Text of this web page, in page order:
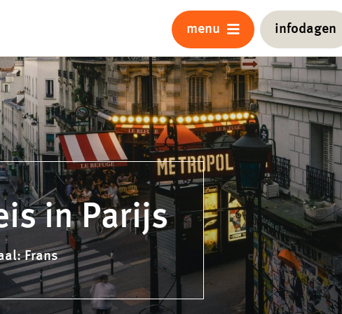
menu infodagen
in Parijs
Frans